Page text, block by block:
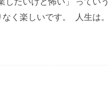
く楽しいです。 人生は。